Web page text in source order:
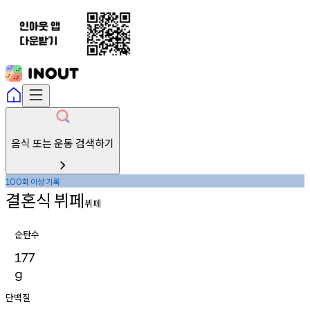
음식 또는 운동 검색하기
100회 이상기록
결혼식 뷔페뷔페
순탄수
177
g
단백질